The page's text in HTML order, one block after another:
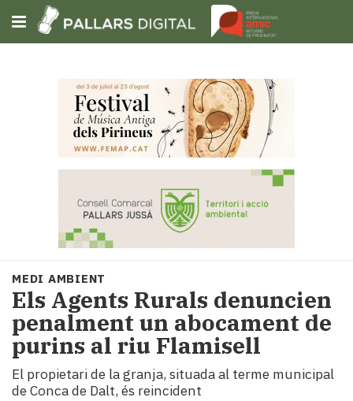
Subscriu-t'hi
Portada
Societat
Política
i
municipis
Economia
turisme
MEDI AMBIENT
Els Agents Rurals denuncien
penalment un abocament de
purins al riu Flamisell
El propietari de la granja, situada al terme municipal
de Conca de Dalt, és reincident